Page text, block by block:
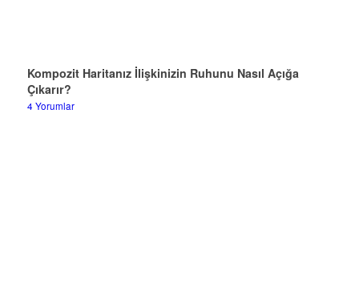
Kompozit Haritanız İlişkinizin Ruhunu Nasıl Açığa
Çıkarır?
4 Yorumlar